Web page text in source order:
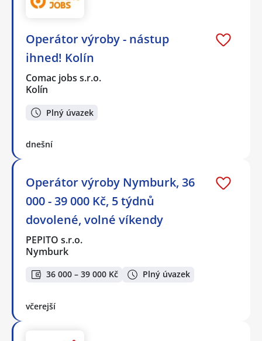
Operátor výroby - nástup
ihned! Kolín
Comac jobs s.r.o.
Kolín
Plný úvazek
dnešní
Operátor výroby Nymburk, 36
000 - 39 000 Kč, 5 týdnů
dovolené, volné víkendy
PEPITO s.r.o.
Nymburk
36 000 – 39 000 Kč Plný úvazek
včerejší